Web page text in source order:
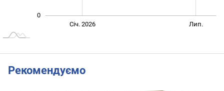
0
Січ. 2026 Лип.
Рекомендуємо